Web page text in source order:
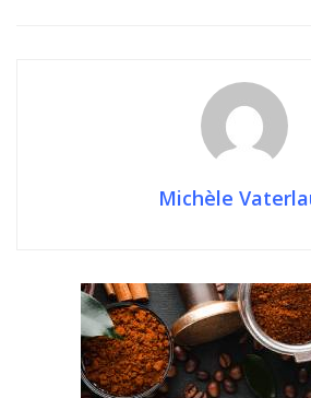
Michèle